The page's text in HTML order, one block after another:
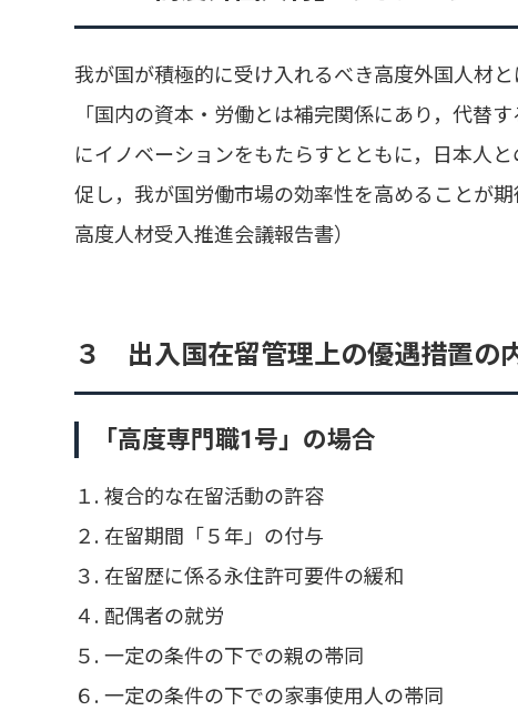
我が国が積極的に受け入れるべき高度外国人材と
「国内の資本・労働とは補完関係にあり，代替
にイノベーションをもたらすとともに，日本人
促し，我が国労働市場の効率性を高めることが
高度人材受入推進会議報告書）
３ 出入国在留管理上の優遇措置の
「高度専門職1号」の場合
１. 複合的な在留活動の許容
２. 在留期間「５年」の付与
３. 在留歴に係る永住許可要件の緩和
４. 配偶者の就労
５. 一定の条件の下での親の帯同
６. 一定の条件の下での家事使用人の帯同